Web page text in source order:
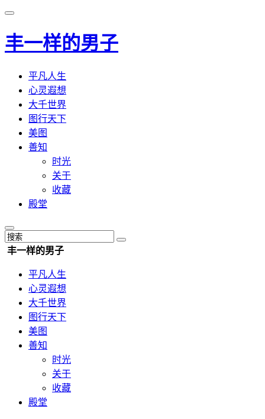
丰一样的男子
平凡人生
心灵遐想
大千世界
图行天下
美图
善知
时光
关于
收藏
殿堂
丰一样的男子
平凡人生
心灵遐想
大千世界
图行天下
美图
善知
时光
关于
收藏
殿堂